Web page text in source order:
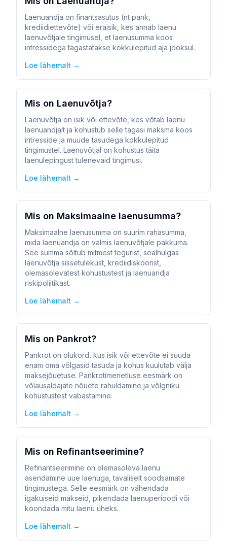
Laenuandja on finantsasutus (nt pank,
krediidiettevõte) või eraisik, kes annab laenu
laenuvõtjale tingimusel, et laenusumma koos
intressidega tagastatakse kokkulepitud aja jooksul.
Loe lähemalt →
Mis on Laenuvõtja?
Laenuvõtja on isik või ettevõte, kes võtab laenu
laenuandjalt ja kohustub selle tagasi maksma koos
intresside ja muude tasudega kokkulepitud
tingimustel. Laenuvõtjal on kohustus täita
laenulepingust tulenevaid tingimusi.
Loe lähemalt →
Mis on Maksimaalne laenusumma?
Maksimaalne laenusumma on suurim rahasumma,
mida laenuandja on valmis laenuvõtjale pakkuma.
See summa sõltub mitmest tegurist, sealhulgas
laenuvõtja sissetulekust, krediidiskoorist,
olemasolevatest kohustustest ja laenuandja
riskipoliitikast.
Loe lähemalt →
Mis on Pankrot?
Pankrot on olukord, kus isik või ettevõte ei suuda
enam oma võlgasid tasuda ja kohus kuulutab välja
maksejõuetuse. Pankrotimenetluse eesmärk on
võlausaldajate nõuete rahuldamine ja võlgniku
kohustustest vabastamine.
Loe lähemalt →
Mis on Refinantseerimine?
Refinantseerimine on olemasoleva laenu
asendamine uue laenuga, tavaliselt soodsamate
tingimustega. Selle eesmärk on vähendada
igakuiseid makseid, pikendada laenuperioodi või
koondada mitu laenu üheks.
Loe lähemalt →